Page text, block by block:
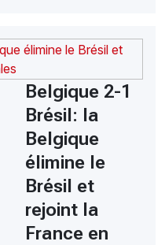
Belgique 2-1
Brésil: la
Belgique
élimine le
Brésil et
rejoint la
France en